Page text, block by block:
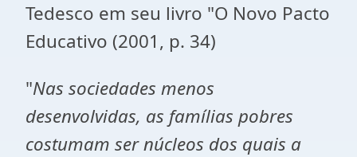
Tedesco em seu livro "O Novo Pacto
Educativo (2001, p. 34)
"Nas sociedades menos
desenvolvidas, as famílias pobres
costumam ser núcleos dos quais a